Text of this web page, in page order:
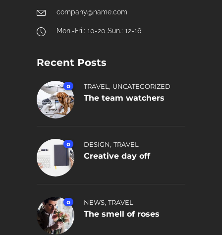
company@name.com
Mon.-Fri.: 10-20 Sun.: 12-16
Recent Posts
0 TRAVEL , UNCATEGORIZED
The team watchers
0 DESIGN, TRAVEL
Creative day off
0 NEWS, TRAVEL
The smell of roses